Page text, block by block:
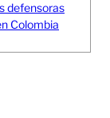
defensoras
Colombia